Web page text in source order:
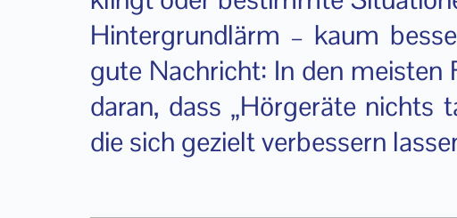
Hintergrundlärm – kaum
gute Nachricht: In den
daran, dass „Hörgeräte nichts
die sich gezielt verbessern